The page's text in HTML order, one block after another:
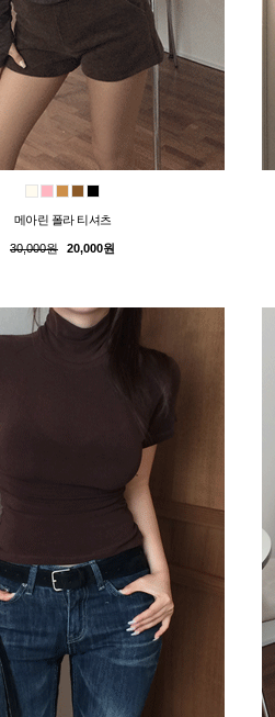
메아린 폴라 티셔츠
30,000원 20,000원